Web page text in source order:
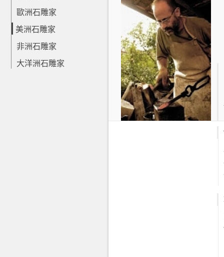
歐洲石雕家
美洲石雕家
非洲石雕家
大洋洲石雕家